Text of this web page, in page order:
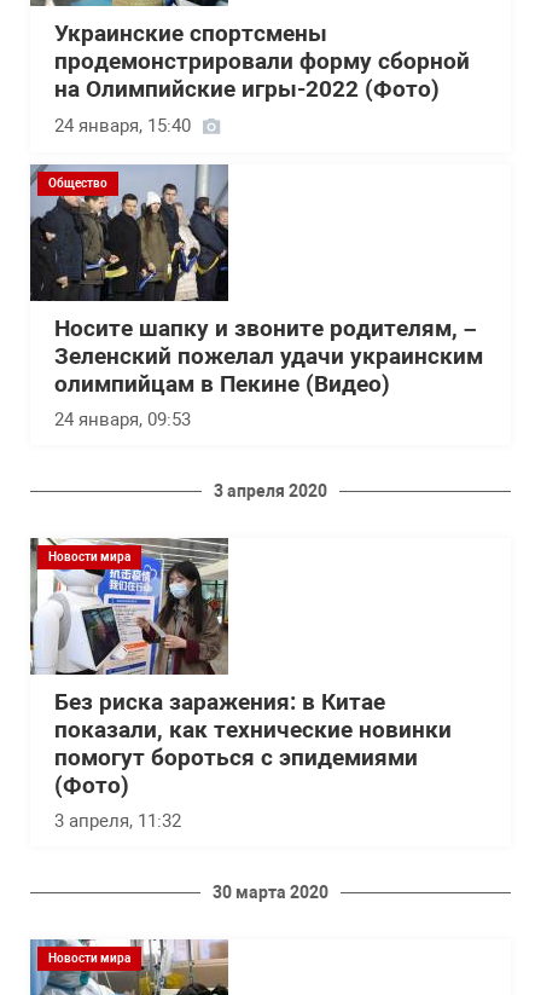
Украинские спортсмены
продемонстрировали форму сборной
на Олимпийские игры-2022 (Фото)
24 января, 15:40
Общество
Носите шапку и звоните родителям, –
Зеленский пожелал удачи украинским
олимпийцам в Пекине (Видео)
24 января, 09:53
3 апреля 2020
Новости мира
Без риска заражения: в Китае
показали, как технические новинки
помогут бороться с эпидемиями
(Фото)
3 апреля, 11:32
30 марта 2020
Новости мира